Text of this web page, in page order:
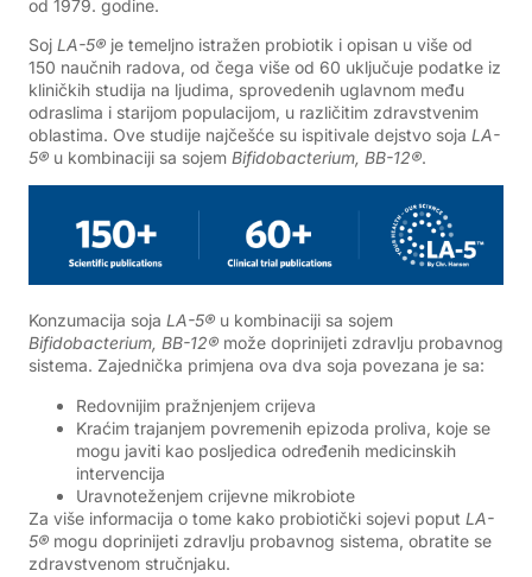
od 1979. godine.
Soj LA-5® je temeljno istražen probiotik i opisan u više od
150 naučnih radova, od čega više od 60 uključuje podatke iz
kliničkih studija na ljudima, sprovedenih uglavnom među
odraslima i starijom populacijom, u različitim zdravstvenim
oblastima. Ove studije najčešće su ispitivale dejstvo soja LA-
5® u kombinaciji sa sojem Bifidobacterium, BB-12®.
Konzumacija soja LA-5® u kombinaciji sa sojem
Bifidobacterium, BB-12® može doprinijeti zdravlju probavnog
sistema. Zajednička primjena ova dva soja povezana je sa:
Redovnijim pražnjenjem crijeva
Kraćim trajanjem povremenih epizoda proliva, koje se
mogu javiti kao posljedica određenih medicinskih
intervencija
Uravnoteženjem crijevne mikrobiote
Za više informacija o tome kako probiotički sojevi poput LA-
5® mogu doprinijeti zdravlju probavnog sistema, obratite se
zdravstvenom stručnjaku.